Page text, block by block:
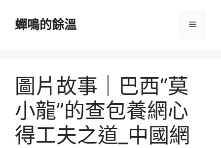
蟬鳴的餘溫 選
圖片故事｜巴西“莫
小龍”的查包養網心
得工夫之道_中國網